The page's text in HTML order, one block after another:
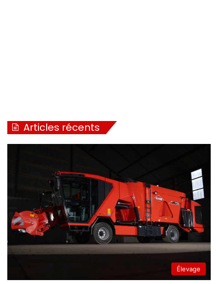
Une barre de nivellement peut également être montée en
option devant la première rangée de disques et assure
du lit de semence. Le Joker HD est aussi lesté de masses
à l’avant du châssis, utile lors d’un travail en sols difficiles.
Articles récents
Élevage